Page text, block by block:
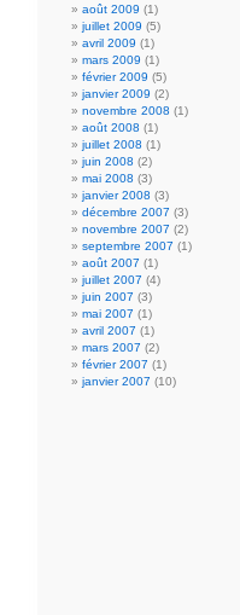
août 2009 (1)
juillet 2009 (5)
avril 2009 (1)
mars 2009 (1)
février 2009 (5)
janvier 2009 (2)
novembre 2008 (1)
août 2008 (1)
juillet 2008 (1)
juin 2008 (2)
mai 2008 (3)
janvier 2008 (3)
décembre 2007 (3)
novembre 2007 (2)
septembre 2007 (1)
août 2007 (1)
juillet 2007 (4)
juin 2007 (3)
mai 2007 (1)
avril 2007 (1)
mars 2007 (2)
février 2007 (1)
janvier 2007 (10)